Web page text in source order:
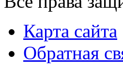
Карта сайта
Обратная